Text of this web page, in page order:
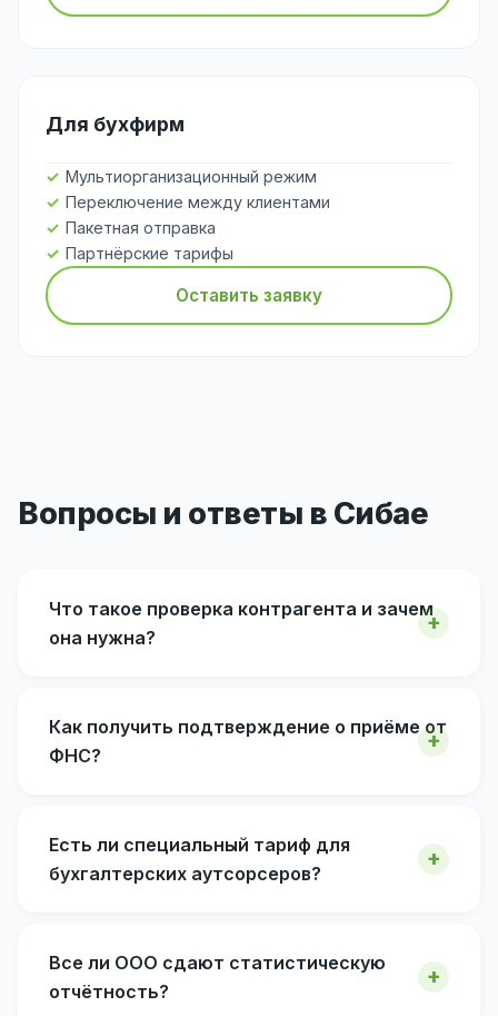
Для бухфирм
Мультиорганизационный режим
Переключение между клиентами
Пакетная отправка
Партнёрские тарифы
Оставить заявку
Вопросы и ответы в Сибае
Что такое проверка контрагента и зачем
она нужна?
Как получить подтверждение о приёме от
ФНС?
Есть ли специальный тариф для
бухгалтерских аутсорсеров?
Все ли ООО сдают статистическую
отчётность?